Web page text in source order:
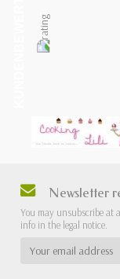
Newsletter
You may unsubscribe at
info in the legal notice.